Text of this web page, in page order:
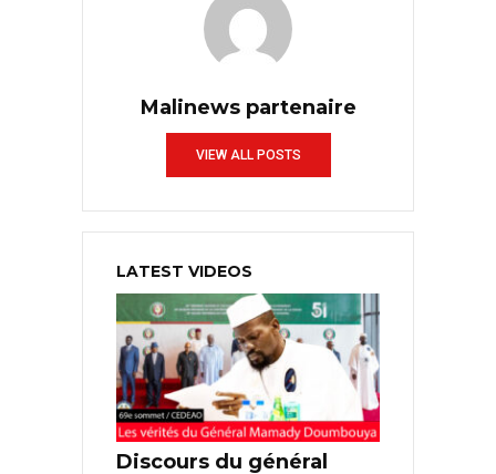
Malinews partenaire
VIEW ALL POSTS
LATEST VIDEOS
Discours du général